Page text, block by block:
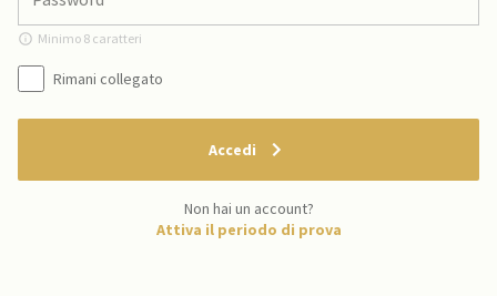
Minimo 8 caratteri
Rimani collegato
Accedi
Non hai un account?
Attiva il periodo di prova